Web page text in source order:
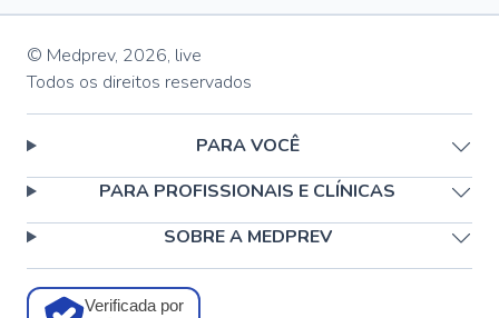
© Medprev, 2026, live
Todos os direitos reservados
PARA VOCÊ
PARA PROFISSIONAIS E CLÍNICAS
SOBRE A MEDPREV
Verificada por